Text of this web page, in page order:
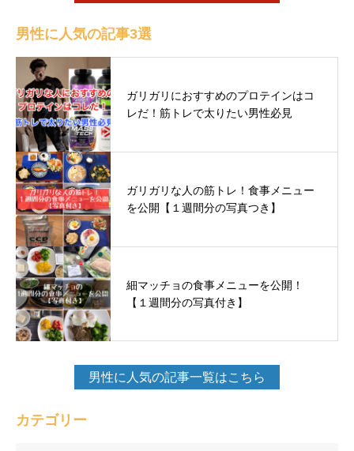
男性に人気の記事3選
ガリガリにおすすめのプロテインはコ
レだ！筋トレで太りたい男性必見
ガリガリな人の筋トレ！食事メニュー
を公開【１週間分の写真つき】
細マッチョの食事メニューを公開！
【１週間分の写真付き】
男性に人気の記事一覧はこちら
カテゴリー